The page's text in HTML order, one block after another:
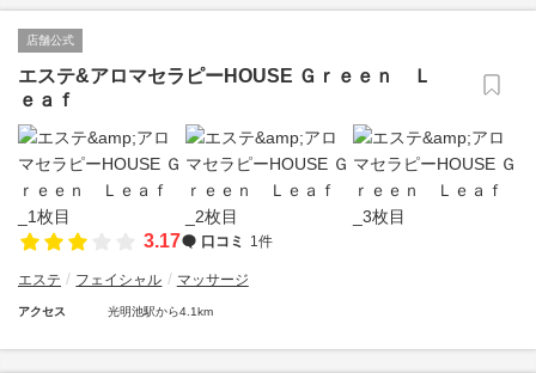
店舗公式
エステ&アロマセラピーHOUSE Ｇｒｅｅｎ Ｌ
ｅａｆ
3.17 口コミ 1件
エステ フェイシャル マッサージ
アクセス 光明池駅から4.1km